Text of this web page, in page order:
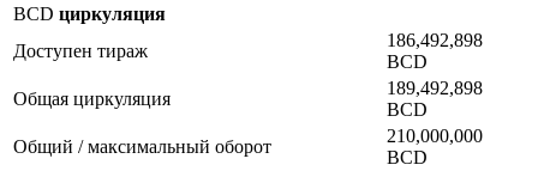
BCD циркуляция
Доступен тираж
186,492,898
BCD
Общая циркуляция
189,492,898
BCD
Общий / максимальный оборот
210,000,000
BCD